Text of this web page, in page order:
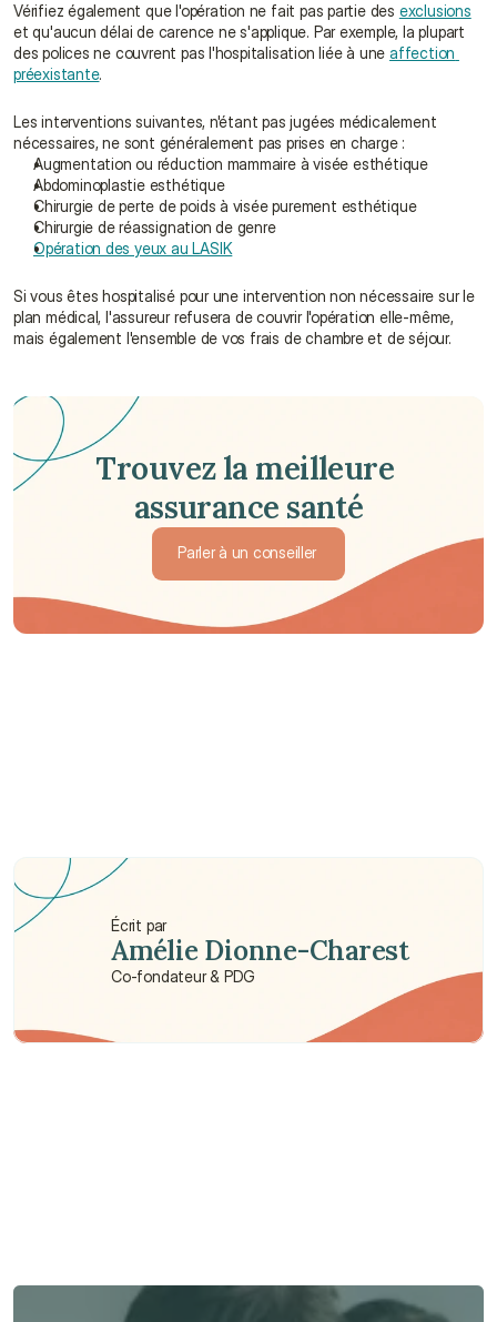
Vérifiez également que l'opération ne fait pas partie des exclusions
et qu'aucun délai de carence ne s'applique. Par exemple, la plupart
des polices ne couvrent pas l'hospitalisation liée à une affection
préexistante.
Les interventions suivantes, n'étant pas jugées médicalement
nécessaires, ne sont généralement pas prises en charge :
Augmentation ou réduction mammaire à visée esthétique
Abdominoplastie esthétique
Chirurgie de perte de poids à visée purement esthétique
Chirurgie de réassignation de genre
Opération des yeux au LASIK
Si vous êtes hospitalisé pour une intervention non nécessaire sur le
plan médical, l'assureur refusera de couvrir l'opération elle-même,
mais également l'ensemble de vos frais de chambre et de séjour.
Trouvez la meilleure
assurance santé
Parler à un conseiller
Parler à un conseiller
Quelle est la différence entre une chambre
privée et une chambre semi-privée ?
Écrit par
Amélie Dionne-Charest
Co-fondateur & PDG